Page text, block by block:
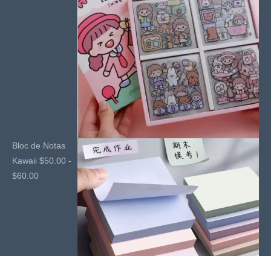
Bloc de Notas
Kawaii $50.00 -
$60.00Rango